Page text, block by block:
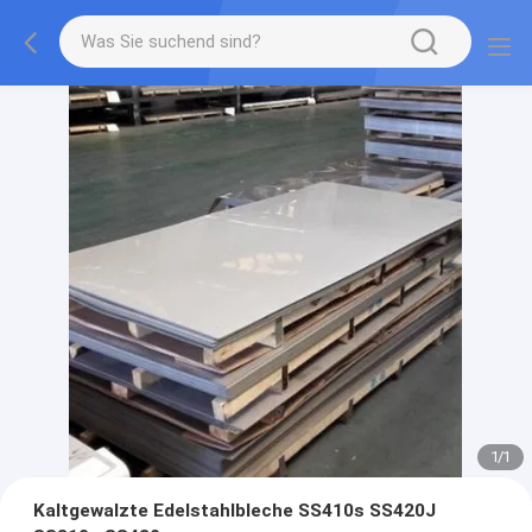
1/1
Kaltgewalzte Edelstahlbleche SS410s SS420J